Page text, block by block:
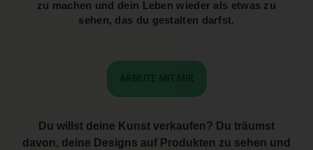
zu machen und dein Leben wieder als etwas zu
sehen, das du gestalten darfst.
ARBEITE MIT MIR
Du willst deine Kunst verkaufen? Du träumst
davon, deine Designs auf Produkten zu sehen und